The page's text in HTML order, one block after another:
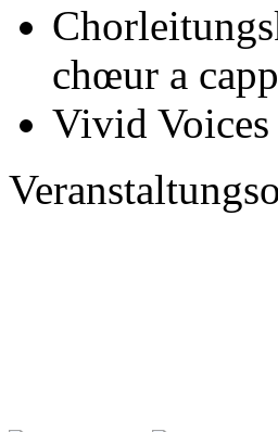
chœur a
Vivid Voices